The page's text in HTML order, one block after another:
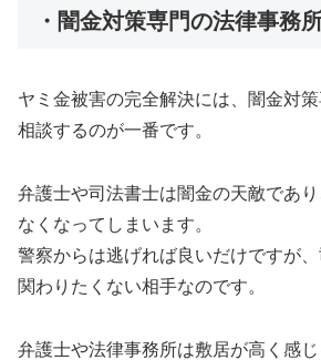
・闇金対策専門の法律事務
ヤミ金被害の完全解決には、闇金対
相談するのが一番です。
弁護士や司法書士は闇金の天敵であ
なくなってしまいます。
警察からは逃げれば良いだけですが
関わりたくない相手なのです。
弁護士や法律事務所は敷居が高く感じ